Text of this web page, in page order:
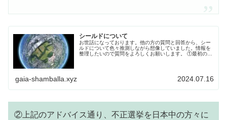
シールドについて
お世話になっております。他の方の質問と回答から、シー
ルドについて色々推測しながら想像していました。情報を
整理したいので質問をよろしくお願いします。 ①最初の計
gaia-shamballa.xyz 2024.07.16
②上記のアドバイス通り、不正選挙を日本中の方々に